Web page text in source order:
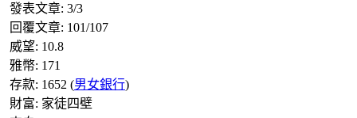
發表文章: 3/3
回覆文章: 101/107
威望: 10.8
雅幣: 171
存款: 1652 (男女銀行)
財富: 家徒四壁